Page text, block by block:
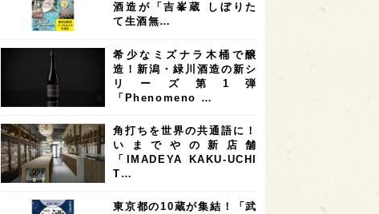
4 三重県 大阪府 3
オーストラリア 台湾 2 アジア 2
SAKEの時代を生きる 静岡県 1 長崎県
全蔵めぐり 1 シンガポール 1 カナダ 1
群馬県 1 熊本県 徳島県
イギリス 1 ノルウェー 1 新宿区 1
酒造が「吉峯蔵 しぼりた
て生酒無…
希少なミズナラ木桶で醸
造！新潟・緑川酒造の新シ
リーズ第1弾
「Phenomeno …
角打ちを世界の共通語に！
いまでやの新店舗
「IMADEYA KAKU-UCHI
T…
東京都の10蔵が集結！「武